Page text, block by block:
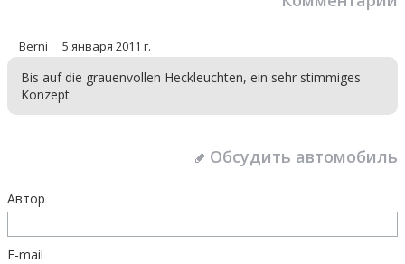
Berni 5 января 2011 г.
Bis auf die grauenvollen Heckleuchten, ein sehr stimmiges
Konzept.
Обсудить автомобиль
Автор
E-mail